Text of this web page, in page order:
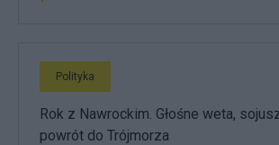
Polityka
Rok z Nawrockim. Głośne weta,
powrót do Trójmorza